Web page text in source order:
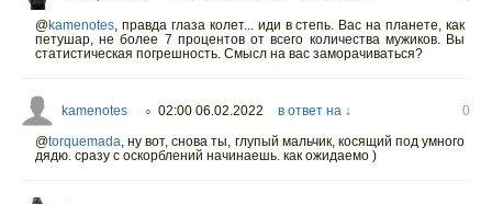
@kamenotes, правда глаза колет... иди в степь. Вас на планете, как
петушар, не более 7 процентов от всего количества мужиков. Вы
статистическая погрешность. Смысл на вас заморачиваться?
kamenotes ○ 02:00 06.02.2022 в ответ на ↓
0
@torquemada, ну вот, снова ты, глупый мальчик, косящий под умного
дядю. сразу с оскорблений начинаешь. как ожидаемо )